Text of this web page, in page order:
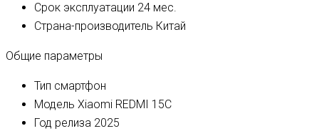
Срок эксплуатации 24 мес.
Страна-производитель Китай
Общие параметры
Тип смартфон
Модель Xiaomi REDMI 15C
Год релиза 2025